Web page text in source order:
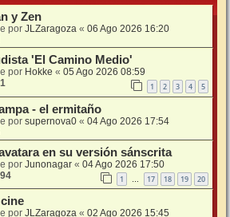
y Zen
por JLZaragoza « 06 Ago 2026 16:20
'El Camino Medio'
por Hokke « 05 Ago 2026 08:59
1 2 3 4 5
- el ermitaño
por supernova0 « 04 Ago 2026 17:54
en su versión sánscrita
por Junonagar « 04 Ago 2026 17:50
1 … 17 18 19 20
por JLZaragoza « 02 Ago 2026 15:45